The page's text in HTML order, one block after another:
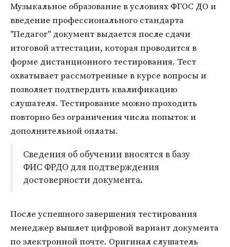
Музыкальное образование в условиях ФГОС ДО и
введение профессионального стандарта
"Педагог" документ выдается после сдачи
итоговой аттестации, которая проводится в
форме дистанционного тестирования. Тест
охватывает рассмотренные в курсе вопросы и
позволяет подтвердить квалификацию
слушателя. Тестирование можно проходить
повторно без ограничения числа попыток и
дополнительной оплаты.
Сведения об обучении вносятся в базу
ФИС ФРДО для подтверждения
достоверности документа.
После успешного завершения тестирования
менеджер вышлет цифровой вариант документа
по электронной почте. Оригинал слушатель